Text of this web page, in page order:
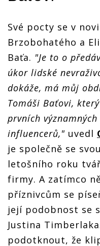
Své pocty se v
Brzobohatého a
Baťa. "Je to o
úkor lidské
dokáže, má můj
Tomáši Baťovi,
prvních
influencerů," uvedl
je společně se
letošního roku
firmy. A zatímco
příznivcům se
její podobnost se
Justina
podotknout, že